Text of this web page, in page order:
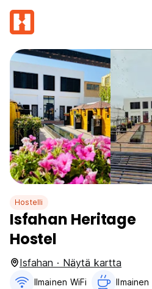
Hostelli
Isfahan Heritage
Hostel
Isfahan · Näytä kartta
Ilmainen WiFi Ilmainen